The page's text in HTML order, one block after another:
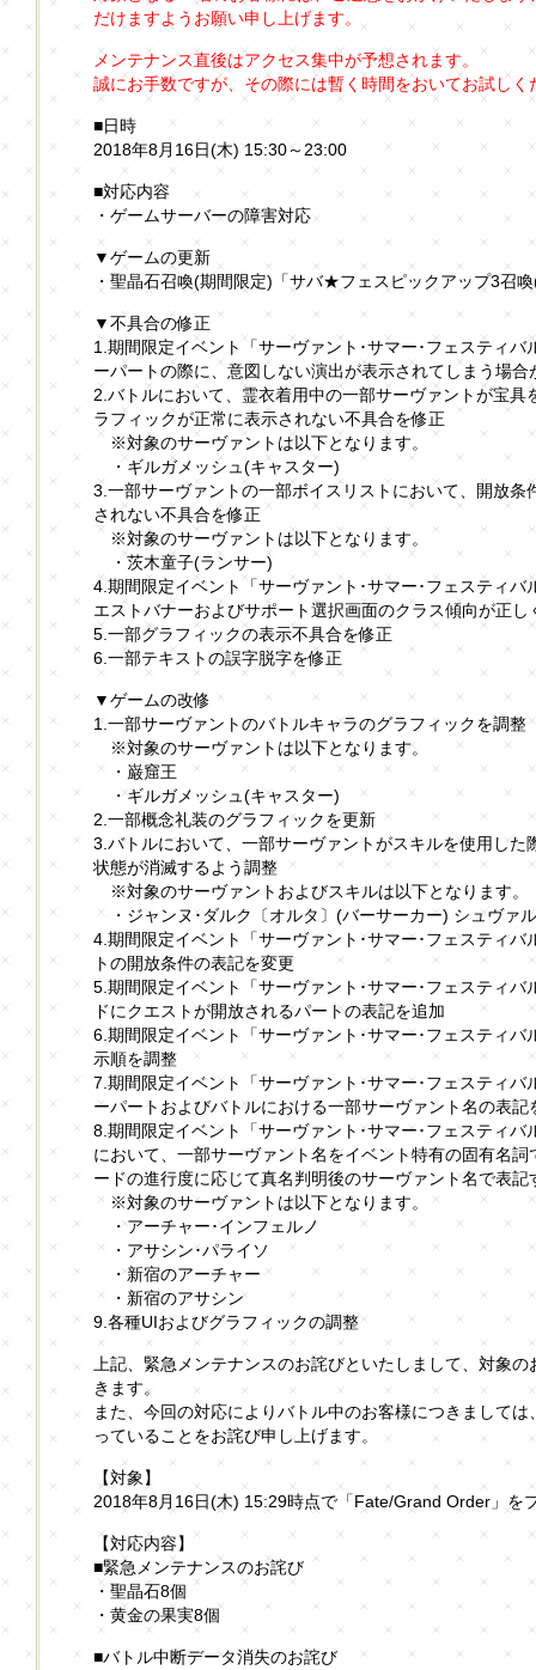
だけますようお願い申し上げます。
メンテナンス直後はアクセス集中が予想されます。
誠にお手数ですが、その際には暫く時間をおいてお試し
■日時
2018年8月16日(木) 15:30～23:00
■対応内容
・ゲームサーバーの障害対応
▼ゲームの更新
・聖晶石召喚(期間限定)「サバ★フェスピックアップ3召
▼不具合の修正
1.期間限定イベント「サーヴァント･サマー･フェスティ
ーパートの際に、意図しない演出が表示されてしまう場合
2.バトルにおいて、霊衣着用中の一部サーヴァントが宝
ラフィックが正常に表示されない不具合を修正
※対象のサーヴァントは以下となります。
・ギルガメッシュ(キャスター)
3.一部サーヴァントの一部ボイスリストにおいて、開放条
されない不具合を修正
※対象のサーヴァントは以下となります。
・茨木童子(ランサー)
4.期間限定イベント「サーヴァント･サマー･フェスティ
エストバナーおよびサポート選択画面のクラス傾向が正
5.一部グラフィックの表示不具合を修正
6.一部テキストの誤字脱字を修正
▼ゲームの改修
1.一部サーヴァントのバトルキャラのグラフィックを調整
※対象のサーヴァントは以下となります。
・巌窟王
・ギルガメッシュ(キャスター)
2.一部概念礼装のグラフィックを更新
3.バトルにおいて、一部サーヴァントがスキルを使用した
状態が消滅するよう調整
※対象のサーヴァントおよびスキルは以下となります。
・ジャンヌ･ダルク〔オルタ〕(バーサーカー) シュヴァ
4.期間限定イベント「サーヴァント･サマー･フェスティ
トの開放条件の表記を変更
5.期間限定イベント「サーヴァント･サマー･フェスティ
ドにクエストが開放されるパートの表記を追加
6.期間限定イベント「サーヴァント･サマー･フェスティ
示順を調整
7.期間限定イベント「サーヴァント･サマー･フェスティ
ーパートおよびバトルにおける一部サーヴァント名の表記
8.期間限定イベント「サーヴァント･サマー･フェスティ
において、一部サーヴァント名をイベント特有の固有名
ードの進行度に応じて真名判明後のサーヴァント名で表記
※対象のサーヴァントは以下となります。
・アーチャー･インフェルノ
・アサシン･パライソ
・新宿のアーチャー
・新宿のアサシン
9.各種UIおよびグラフィックの調整
上記、緊急メンテナンスのお詫びといたしまして、対象
きます。
また、今回の対応によりバトル中のお客様につきまして
っていることをお詫び申し上げます。
【対象】
2018年8月16日(木) 15:29時点で「Fate/Grand Order」を
【対応内容】
■緊急メンテナンスのお詫び
・聖晶石8個
・黄金の果実8個
■バトル中断データ消失のお詫び